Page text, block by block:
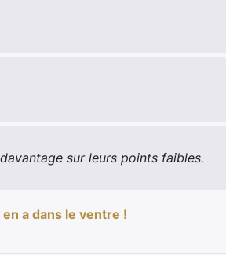
sur leurs points faibles.
a dans le ventre !